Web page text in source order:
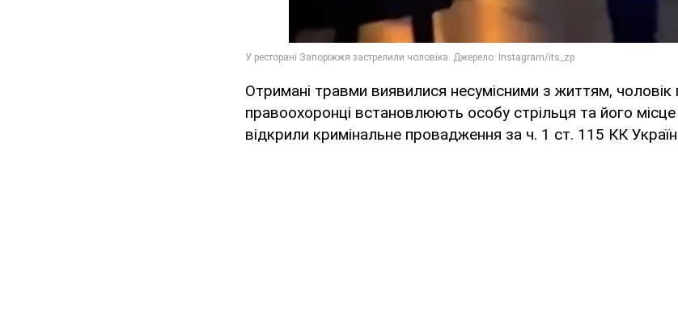
Отримані травми виявилися несумісними з життям, чоловік
правоохоронці встановлюють особу стрільця та його місце
відкрили кримінальне провадження за ч. 1 ст. 115 КК